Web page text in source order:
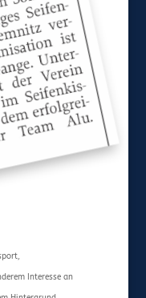
Interesse an